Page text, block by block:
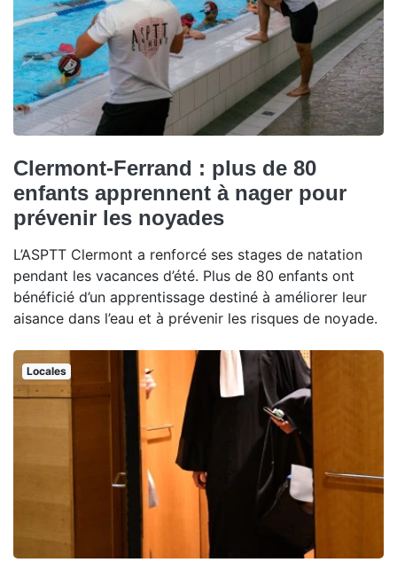
Clermont-Ferrand : plus de 80
enfants apprennent à nager pour
prévenir les noyades
L’ASPTT Clermont a renforcé ses stages de natation
pendant les vacances d’été. Plus de 80 enfants ont
bénéficié d’un apprentissage destiné à améliorer leur
aisance dans l’eau et à prévenir les risques de noyade.
Locales